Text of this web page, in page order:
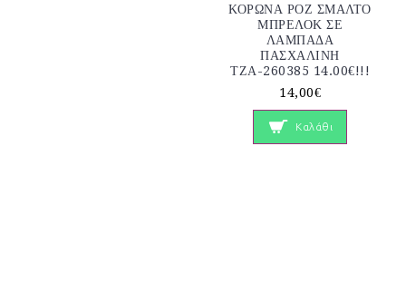
ΚΟΡΩΝΑ ΡΟΖ ΣΜΑΛΤΟ
ΜΠΡΕΛΟΚ ΣΕ
ΛΑΜΠΑΔΑ
ΠΑΣΧΑΛΙΝΗ
ΤΖΑ-260385 14.00€!!!
14,00€
Καλάθι